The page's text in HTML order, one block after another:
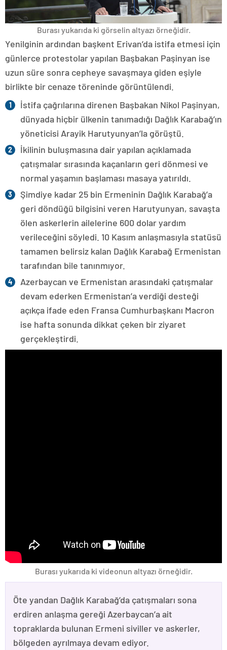
Burası yukarıda ki görselin altyazı örneğidir.
Yenilginin ardından başkent Erivan’da istifa etmesi için
günlerce protestolar yapılan Başbakan Paşinyan ise
uzun süre sonra cepheye savaşmaya giden eşiyle
birlikte bir cenaze töreninde görüntülendi.
İstifa çağrılarına direnen Başbakan Nikol Paşinyan,
dünyada hiçbir ülkenin tanımadığı Dağlık Karabağ’ın
yöneticisi Arayik Harutyunyan’la görüştü.
İkilinin buluşmasına dair yapılan açıklamada
çatışmalar sırasında kaçanların geri dönmesi ve
normal yaşamın başlaması masaya yatırıldı.
Şimdiye kadar 25 bin Ermeninin Dağlık Karabağ’a
geri döndüğü bilgisini veren Harutyunyan, savaşta
ölen askerlerin ailelerine 600 dolar yardım
verileceğini söyledi. 10 Kasım anlaşmasıyla statüsü
tamamen belirsiz kalan Dağlık Karabağ Ermenistan
tarafından bile tanınmıyor.
Azerbaycan ve Ermenistan arasındaki çatışmalar
devam ederken Ermenistan’a verdiği desteği
açıkça ifade eden Fransa Cumhurbaşkanı Macron
ise hafta sonunda dikkat çeken bir ziyaret
gerçekleştirdi.
Burası yukarıda ki videonun altyazı örneğidir.
Öte yandan Dağlık Karabağ’da çatışmaları sona
erdiren anlaşma gereği Azerbaycan’a ait
topraklarda bulunan Ermeni siviller ve askerler,
bölgeden ayrılmaya devam ediyor.